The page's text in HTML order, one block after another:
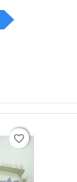
favorite_border
favorite_border